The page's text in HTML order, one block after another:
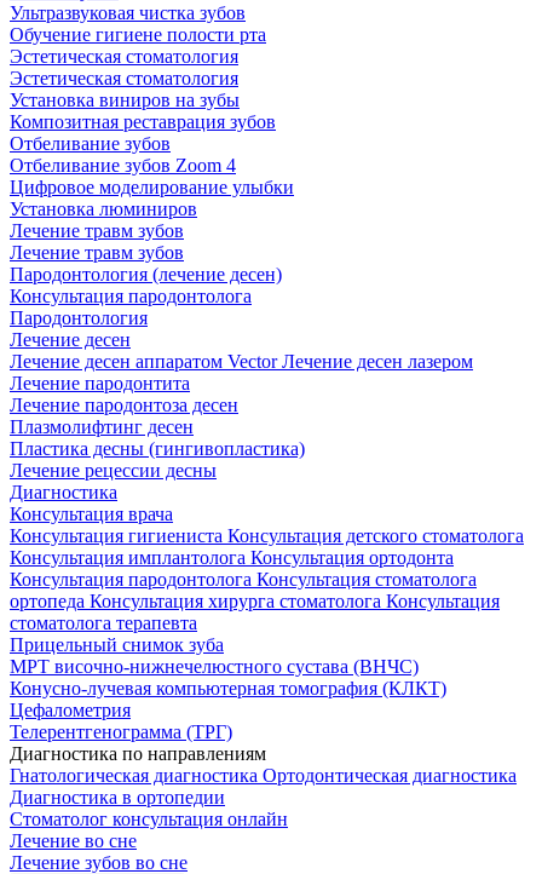
Ультразвуковая чистка зубов
Обучение гигиене полости рта
Эстетическая стоматология
Эстетическая стоматология
Установка виниров на зубы
Композитная реставрация зубов
Отбеливание зубов
Отбеливание зубов Zoom 4
Цифровое моделирование улыбки
Установка люминиров
Лечение травм зубов
Лечение травм зубов
Пародонтология (лечение десен)
Консультация пародонтолога
Пародонтология
Лечение десен
Лечение десен аппаратом VectorЛечение десен лазером
Лечение пародонтита
Лечение пародонтоза десен
Плазмолифтинг десен
Пластика десны (гингивопластика)
Лечение рецессии десны
Диагностика
Консультация врача
Консультация гигиениста Консультация детского стоматолога
Консультация имплантолога Консультация ортодонта
Консультация пародонтолога Консультация стоматолога
ортопеда Консультация хирурга стоматолога Консультация
стоматолога терапевта
Прицельный снимок зуба
МРТ височно-нижнечелюстного сустава (ВНЧС)
Конусно-лучевая компьютерная томография (КЛКТ)
Цефалометрия
Телерентгенограмма (ТРГ)
Диагностика по направлениям
Гнатологическая диагностика Ортодонтическая диагностика
Диагностика в ортопедии
Стоматолог консультация онлайн
Лечение во сне
Лечение зубов во сне